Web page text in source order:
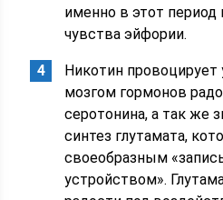
именно в этот
чувства эйфории.
Никотин
мозгом гормонов
серотонина, а так же
синтез глутамата,
своеобразным
устройством».